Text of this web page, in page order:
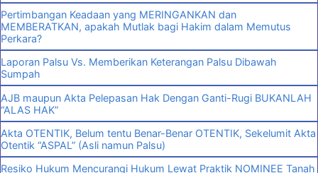
Pertimbangan Keadaan yang MERINGANKAN dan
MEMBERATKAN, apakah Mutlak bagi Hakim dalam Memutus
Perkara?
Laporan Palsu Vs. Memberikan Keterangan Palsu Dibawah
Sumpah
AJB maupun Akta Pelepasan Hak Dengan Ganti-Rugi BUKANLAH
“ALAS HAK”
Akta OTENTIK, Belum tentu Benar-Benar OTENTIK, Sekelumit Akta
Otentik “ASPAL” (Asli namun Palsu)
Resiko Hukum Mencurangi Hukum Lewat Praktik NOMINEE Tanah